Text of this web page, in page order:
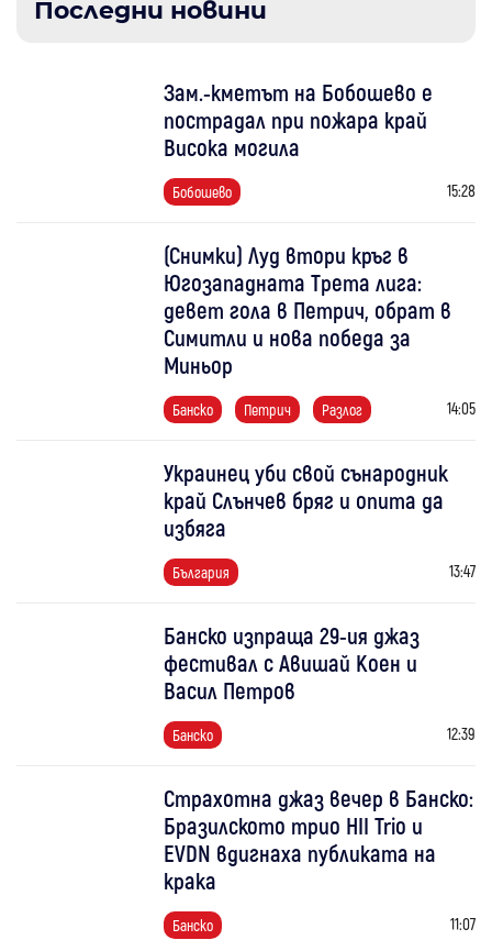
Последни новини
Зам.-кметът на Бобошево е
пострадал при пожара край
Висока могила
Бобошево 15:28
(Снимки) Луд втори кръг в
Югозападната Трета лига:
девет гола в Петрич, обрат в
Симитли и нова победа за
Миньор
Банско Петрич Разлог 14:05
Украинец уби свой сънародник
край Слънчев бряг и опита да
избяга
България 13:47
Банско изпраща 29-ия джаз
фестивал с Авишай Коен и
Васил Петров
Банско 12:39
Страхотна джаз вечер в Банско:
Бразилското трио HII Trio и
EVDN вдигнаха публиката на
крака
Банско 11:07